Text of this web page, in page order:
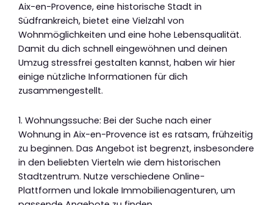
Aix-en-Provence, eine historische Stadt in
Südfrankreich, bietet eine Vielzahl von
Wohnmöglichkeiten und eine hohe Lebensqualität.
Damit du dich schnell eingewöhnen und deinen
Umzug stressfrei gestalten kannst, haben wir hier
einige nützliche Informationen für dich
zusammengestellt.
1. Wohnungssuche: Bei der Suche nach einer
Wohnung in Aix-en-Provence ist es ratsam, frühzeitig
zu beginnen. Das Angebot ist begrenzt, insbesondere
in den beliebten Vierteln wie dem historischen
Stadtzentrum. Nutze verschiedene Online-
Plattformen und lokale Immobilienagenturen, um